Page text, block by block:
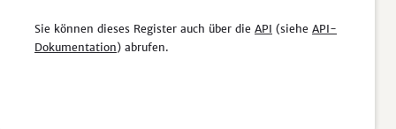
Sie können dieses Register auch über die API (siehe API-
Dokumentation) abrufen.